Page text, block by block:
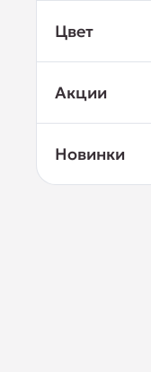
Цвет
Акции
Новинки